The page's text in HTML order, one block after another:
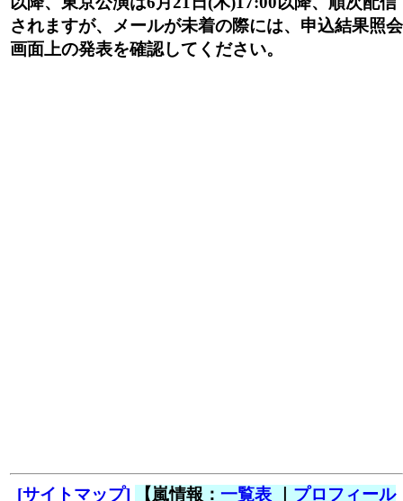
されますが、メールが未着の際には、申込結果照会
画面上の発表を確認してください。
[サイトマップ] 【嵐情報： 一覧表 プロフィール